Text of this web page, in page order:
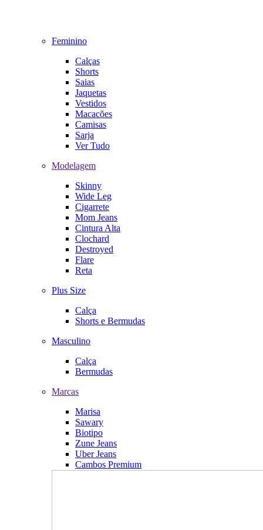
Feminino
Calças
Shorts
Saias
Jaquetas
Vestidos
Macacões
Camisas
Sarja
Ver Tudo
Modelagem
Skinny
Wide Leg
Cigarrete
Mom Jeans
Cintura Alta
Clochard
Destroyed
Flare
Reta
Plus Size
Calça
Shorts e Bermudas
Masculino
Calça
Bermudas
Marcas
Marisa
Sawary
Biotipo
Zune Jeans
Uber Jeans
Cambos Premium